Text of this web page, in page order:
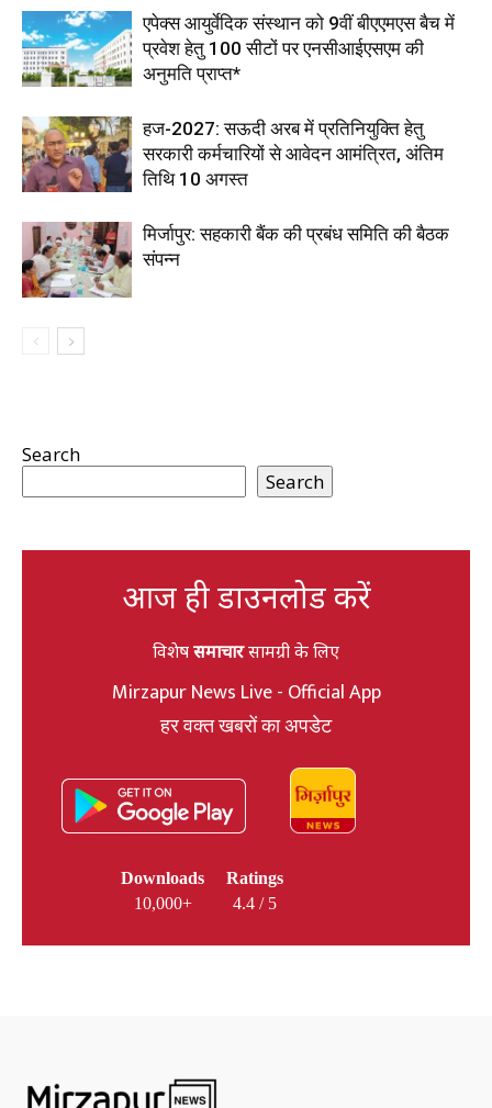
एपेक्स आयुर्वेदिक संस्थान को 9वीं बीएएमएस बैच में
प्रवेश हेतु 100 सीटों पर एनसीआईएसएम की
अनुमति प्राप्त*
हज-2027: सऊदी अरब में प्रतिनियुक्ति हेतु
सरकारी कर्मचारियों से आवेदन आमंत्रित, अंतिम
तिथि 10 अगस्त
मिर्जापुर: सहकारी बैंक की प्रबंध समिति की बैठक
संपन्न
Search
Search
आज ही डाउनलोड करें
विशेषसमाचारसामग्री के लिए
Mirzapur News Live - Official App
हर वक्त खबरों का अपडेट
Downloads
10,000+
Ratings
4.4 / 5